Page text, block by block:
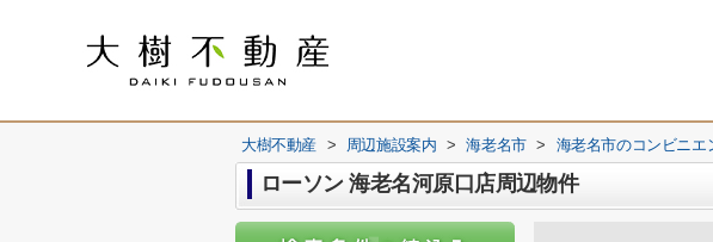
大樹不動産 > 周辺施設案内 > 海老名市 > 海老名市のコンビニエ
ローソン 海老名河原口店周辺物件